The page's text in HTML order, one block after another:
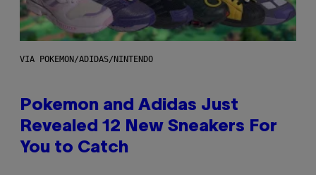
VIA POKEMON/ADIDAS/NINTENDO
Pokemon and Adidas Just
Revealed 12 New Sneakers For
You to Catch